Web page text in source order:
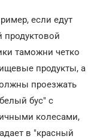
если едут
таможни четко
продукты, а
проезжать
бус" с
колесами,
в "красный